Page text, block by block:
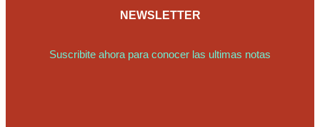
NEWSLETTER
Suscribite ahora para conocer las ultimas notas